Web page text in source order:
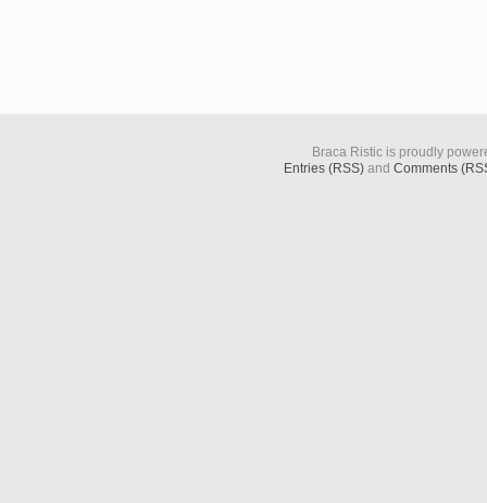
Braca Ristic is proudly
Entries (RSS)and Comments